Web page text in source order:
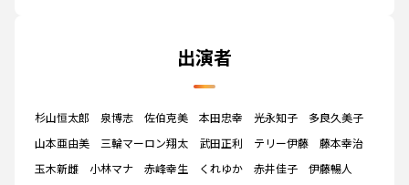
出演者
杉山恒太郎 泉博志 佐伯克美 本田忠幸 光永知子
多良久美子
山本亜由美
三輪マーロン翔太 武田正利 テリー伊藤
藤本幸治
玉木新雌
小林マナ 赤峰幸生 くれゆか 赤井佳子
伊藤暢人